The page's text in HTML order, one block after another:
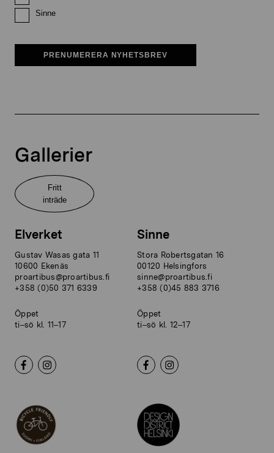
Sinne
PRENUMERERA NYHETSBREV
Gallerier
Fritt
inträde
Elverket
Gustav Wasas gata 11
10600 Ekenäs
proartibus@proartibus.fi
+358 (0)50 371 6339
Öppet
ti–sö kl. 11–17
Sinne
Stora Robertsgatan 16
00120 Helsingfors
sinne@proartibus.fi
+358 (0)45 883 3716
Öppet
ti–sö kl. 12–17